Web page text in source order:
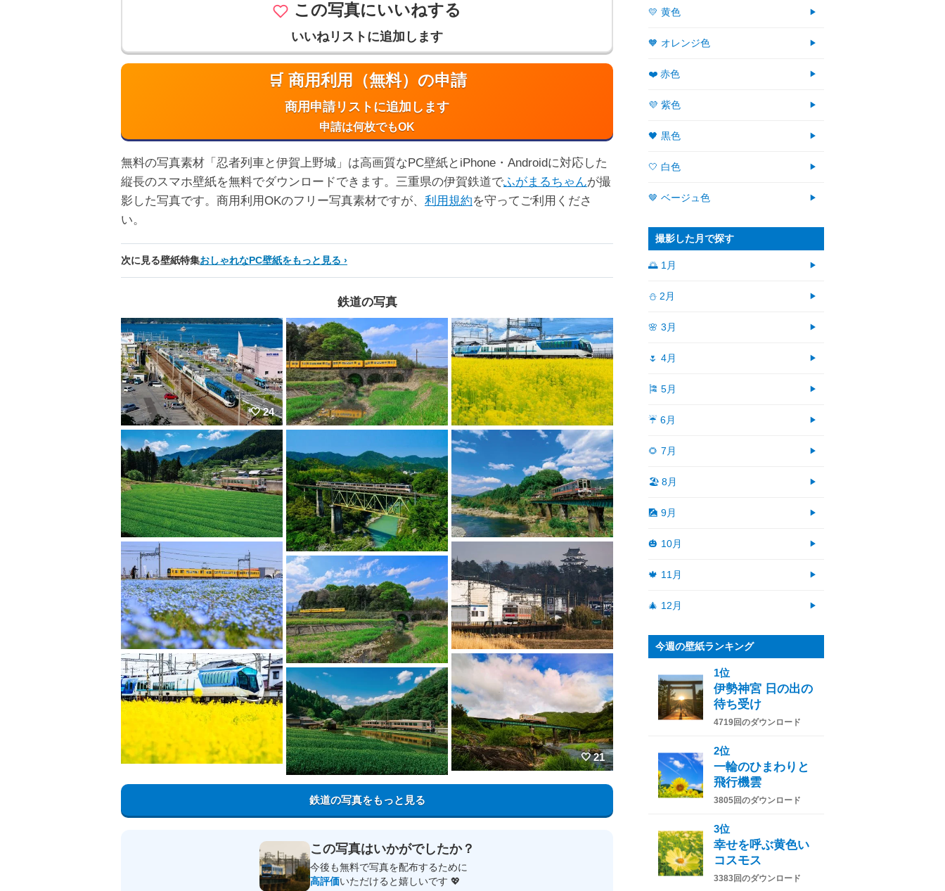
この写真にいいねする
いいねリストに追加します
🛒 商用利用（無料）の申請
商用申請リストに追加します
申請は何枚でもOK
無料の写真素材「忍者列車と伊賀上野城」は高画質なPC壁紙とiPhone・Androidに対応した
縦長のスマホ壁紙を無料でダウンロードできます。三重県の伊賀鉄道でふがまるちゃんが撮
影した写真です。商用利用OKのフリー写真素材ですが、 利用規約を守ってご利用くださ
い。
次に見る壁紙特集おしゃれなPC壁紙をもっと見る
鉄道の写真
24
21
鉄道の写真をもっと見る
この写真はいかがでしたか？
今後も無料で写真を配布するために
高評価いただけると嬉しいです 💖
💛 黄色
🧡 オレンジ色
❤️ 赤色
💜 紫色
🖤 黒色
🤍 白色
🤎 ベージュ色
撮影した月で探す
🌅 1月
⛄ 2月
🌸 3月
🌷 4月
🎏 5月
☔ 6月
🌻 7月
🏖 8月
🎑 9月
🎃 10月
🍁 11月
🎄 12月
今週の壁紙ランキング
1位
伊勢神宮 日の出の
待ち受け
4719回のダウンロード
2位
一輪のひまわりと
飛行機雲
3805回のダウンロード
3位
幸せを呼ぶ黄色い
コスモス
3383回のダウンロード